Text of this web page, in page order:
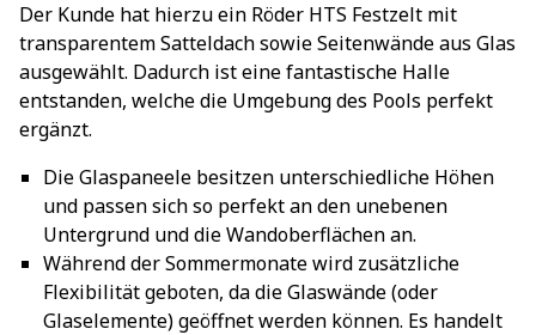
Der Kunde hat hierzu ein Röder HTS Festzelt mit
transparentem Satteldach sowie Seitenwände aus Glas
ausgewählt. Dadurch ist eine fantastische Halle
entstanden, welche die Umgebung des Pools perfekt
ergänzt.
Die Glaspaneele besitzen unterschiedliche Höhen
und passen sich so perfekt an den unebenen
Untergrund und die Wandoberflächen an.
Während der Sommermonate wird zusätzliche
Flexibilität geboten, da die Glaswände (oder
Glaselemente) geöffnet werden können. Es handelt